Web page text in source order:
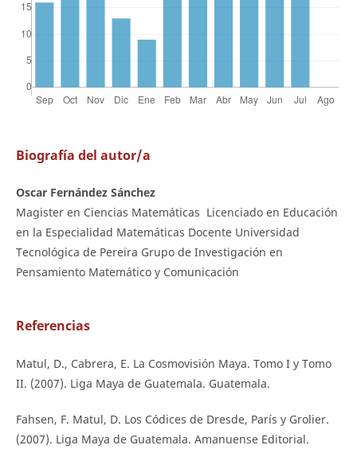
Biografía del autor/a
Oscar Fernández Sánchez
Magister en Ciencias Matemáticas Licenciado en Educación
en la Especialidad Matemáticas Docente Universidad
Tecnológica de Pereira Grupo de Investigación en
Pensamiento Matemático y Comunicación
Referencias
Matul, D., Cabrera, E. La Cosmovisión Maya. Tomo I y Tomo
II. (2007). Liga Maya de Guatemala. Guatemala.
Fahsen, F. Matul, D. Los Códices de Dresde, París y Grolier.
(2007). Liga Maya de Guatemala. Amanuense Editorial.